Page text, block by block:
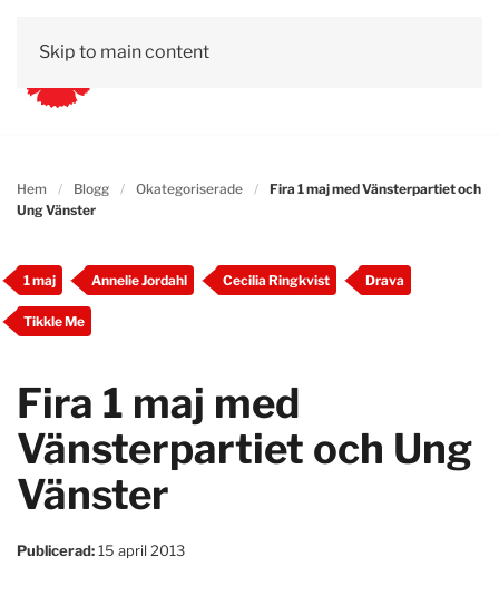
Skip to main content
Hem Blogg Okategoriserade
Fira 1 maj med Vänsterpartiet och
Ung Vänster
1 maj Annelie Jordahl Cecilia Ringkvist Drava
Tikkle Me
Fira 1 maj med
Vänsterpartiet och Ung
Vänster
Publicerad:15 april 2013